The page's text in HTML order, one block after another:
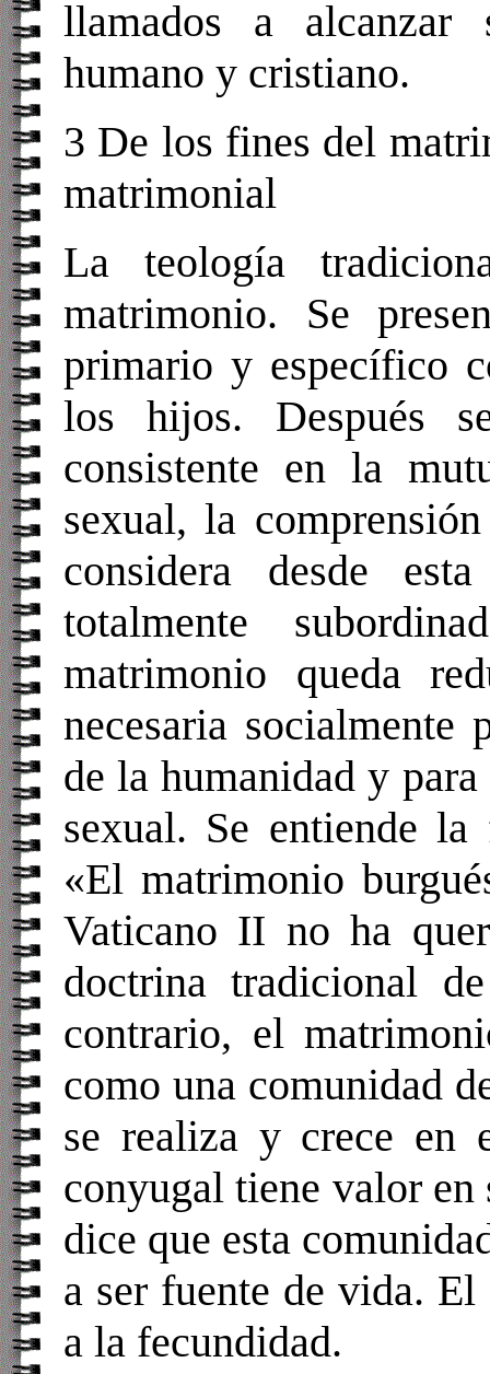
llamados a alcanzar
humano y cristiano.
3 De los fines del
matrimonial
La teología
matrimonio. Se
primario y específico
los hijos. Después
consistente en la
sexual, la
considera desde
totalmente
matrimonio queda
necesaria socialmente
de la humanidad y
sexual. Se entiende
«El matrimonio
Vaticano II no ha
doctrina tradicional
contrario, el
como una comunidad
se realiza y crece en
conyugal tiene valor en
dice que esta
a ser fuente de vida.
a la fecundidad.